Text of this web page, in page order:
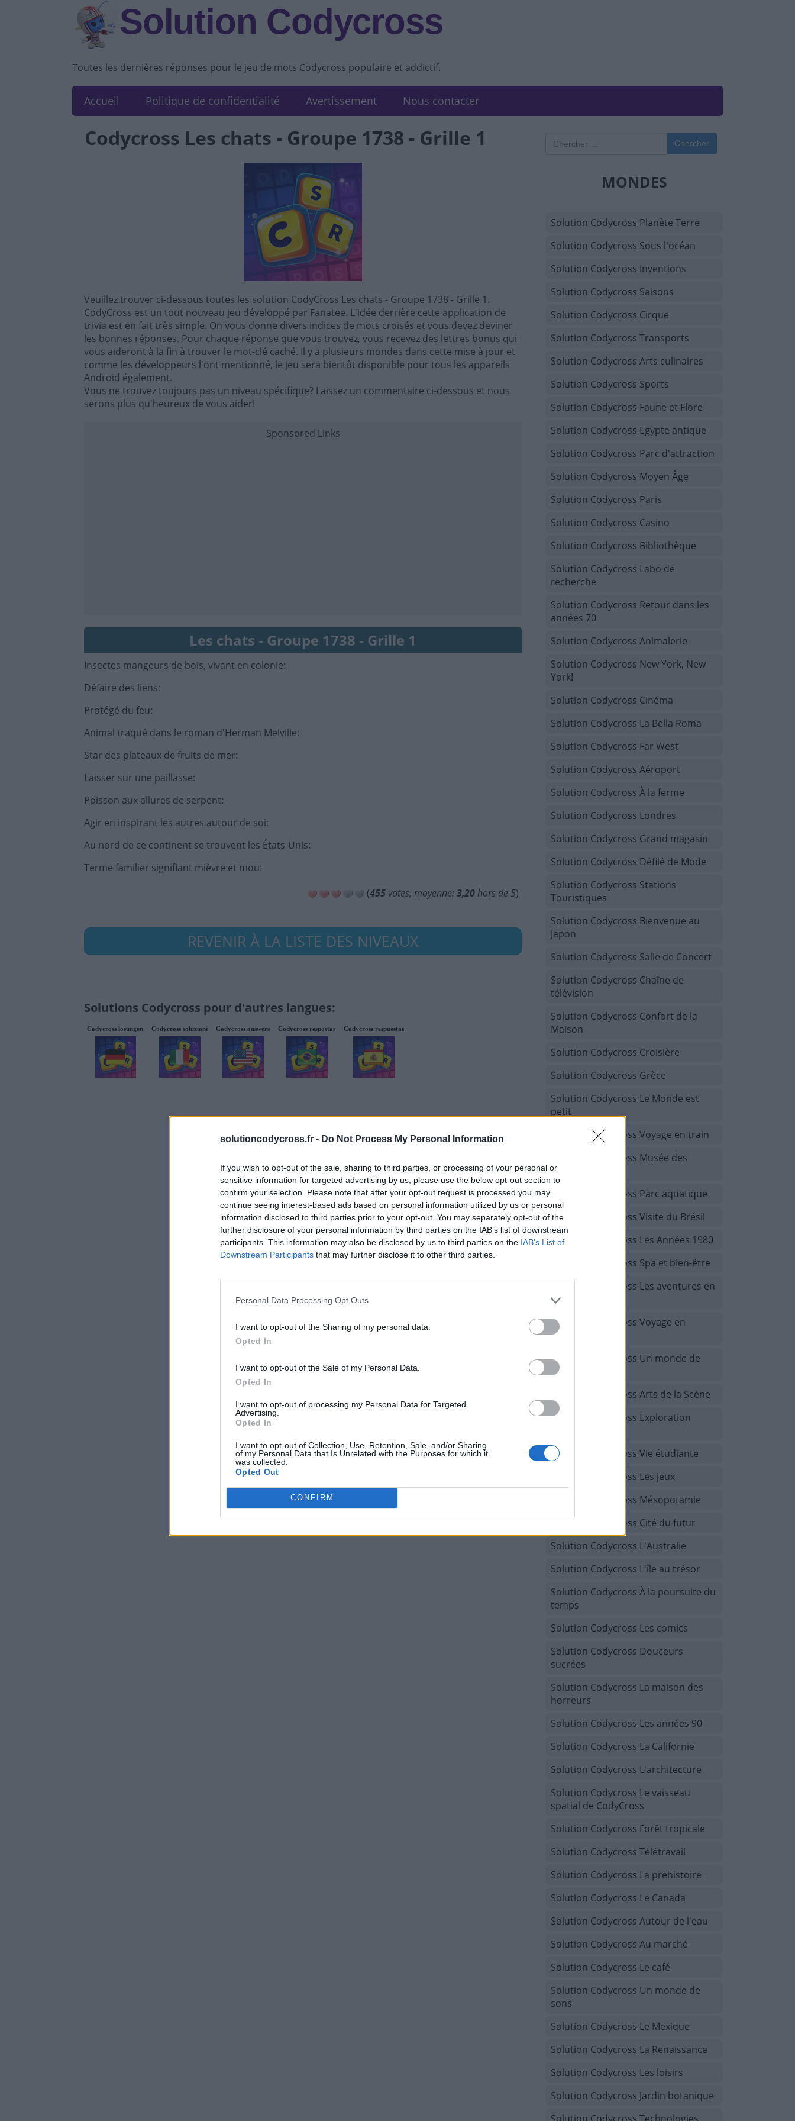
solutioncodycross.fr - Do Not Process My Personal Information
If you wish to opt-out of the sale, sharing to third parties, or processing of your personal or
sensitive information for targeted advertising by us, please use the below opt-out section to
confirm your selection. Please note that after your opt-out request is processed you may
continue seeing interest-based ads based on personal information utilized by us or personal
information disclosed to third parties prior to your opt-out. You may separately opt-out of the
further disclosure of your personal information by third parties on the IAB’s list of downstream
participants. This information may also be disclosed by us to third parties on the IAB’s List of
Downstream Participants that may further disclose it to other third parties.
Personal Data Processing Opt Outs
I want to opt-out of the Sharing of my personal data.
Opted In
I want to opt-out of the Sale of my Personal Data.
Opted In
I want to opt-out of processing my Personal Data for Targeted
Advertising.
Opted In
I want to opt-out of Collection, Use, Retention, Sale, and/or Sharing
of my Personal Data that Is Unrelated with the Purposes for which it
was collected.
Opted Out
CONFIRM
Solution Codycross
Toutes les dernières réponses pour le jeu de mots Codycross populaire et addictif.
Accueil Politique de confidentialité Avertissement Nous contacter
Codycross Les chats - Groupe 1738 - Grille 1
Veuillez trouver ci-dessous toutes les solution CodyCross Les chats - Groupe 1738 - Grille 1.
CodyCross est un tout nouveau jeu développé par Fanatee. L'idée derrière cette application de
trivia est en fait très simple. On vous donne divers indices de mots croisés et vous devez deviner
les bonnes réponses. Pour chaque réponse que vous trouvez, vous recevez des lettres bonus qui
vous aideront à la fin à trouver le mot-clé caché. Il y a plusieurs mondes dans cette mise à jour et
comme les développeurs l'ont mentionné, le jeu sera bientôt disponible pour tous les appareils
Android également.
Vous ne trouvez toujours pas un niveau spécifique? Laissez un commentaire ci-dessous et nous
serons plus qu'heureux de vous aider!
Sponsored Links
Les chats - Groupe 1738 - Grille 1
Insectes mangeurs de bois, vivant en colonie:
Défaire des liens:
Protégé du feu:
Animal traqué dans le roman d'Herman Melville:
Star des plateaux de fruits de mer:
Laisser sur une paillasse:
Poisson aux allures de serpent:
Agir en inspirant les autres autour de soi:
Au nord de ce continent se trouvent les États-Unis:
Terme familier signifiant mièvre et mou:
(455 votes, moyenne: 3,20hors de 5)
REVENIR À LA LISTE DES NIVEAUX
Solutions Codycross pour d'autres langues:
Codycross lösungen Codycross soluzioni Codycross answers Codycross respostas Codycross respuestas
Chercher
MONDES
Solution Codycross Planète Terre
Solution Codycross Sous l'océan
Solution Codycross Inventions
Solution Codycross Saisons
Solution Codycross Cirque
Solution Codycross Transports
Solution Codycross Arts culinaires
Solution Codycross Sports
Solution Codycross Faune et Flore
Solution Codycross Egypte antique
Solution Codycross Parc d'attraction
Solution Codycross Moyen Âge
Solution Codycross Paris
Solution Codycross Casino
Solution Codycross Bibliothèque
Solution Codycross Labo de
recherche
Solution Codycross Retour dans les
années 70
Solution Codycross Animalerie
Solution Codycross New York, New
York!
Solution Codycross Cinéma
Solution Codycross La Bella Roma
Solution Codycross Far West
Solution Codycross Aéroport
Solution Codycross À la ferme
Solution Codycross Londres
Solution Codycross Grand magasin
Solution Codycross Défilé de Mode
Solution Codycross Stations
Touristiques
Solution Codycross Bienvenue au
Japon
Solution Codycross Salle de Concert
Solution Codycross Chaîne de
télévision
Solution Codycross Confort de la
Maison
Solution Codycross Croisière
Solution Codycross Grèce
Solution Codycross Le Monde est
petit
Solution Codycross Voyage en train
Solution Codycross Musée des
beaux-arts
Solution Codycross Parc aquatique
Solution Codycross Visite du Brésil
Solution Codycross Les Années 1980
Solution Codycross Spa et bien-être
Solution Codycross Les aventures en
camping
Solution Codycross Voyage en
Espagne
Solution Codycross Un monde de
fantaisie
Solution Codycross Arts de la Scène
Solution Codycross Exploration
Solution Codycross Vie étudiante
Solution Codycross Les jeux
Solution Codycross Mésopotamie
Solution Codycross Cité du futur
Solution Codycross L'Australie
Solution Codycross L'île au trésor
Solution Codycross À la poursuite du
temps
Solution Codycross Les comics
Solution Codycross Douceurs
sucrées
Solution Codycross La maison des
horreurs
Solution Codycross Les années 90
Solution Codycross La Californie
Solution Codycross L'architecture
Solution Codycross Le vaisseau
spatial de CodyCross
Solution Codycross Forêt tropicale
Solution Codycross Télétravail
Solution Codycross La préhistoire
Solution Codycross Le Canada
Solution Codycross Autour de l'eau
Solution Codycross Au marché
Solution Codycross Le café
Solution Codycross Un monde de
sons
Solution Codycross Le Mexique
Solution Codycross La Renaissance
Solution Codycross Les loisirs
Solution Codycross Jardin botanique